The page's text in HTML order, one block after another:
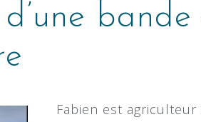
Fabien est